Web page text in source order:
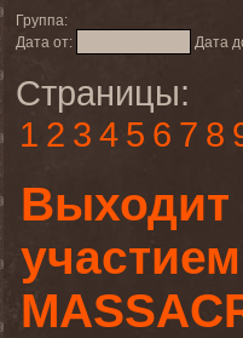
Группа:
Дата от:
Дата
Страницы:
1 2 3 4 5 6 7 8
Выходит